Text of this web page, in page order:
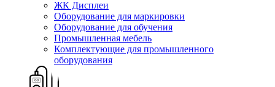
ЖК Дисплеи
Оборудование для маркировки
Оборудование для обучения
Промышленная мебель
Комплектующие для промышленного
оборудования